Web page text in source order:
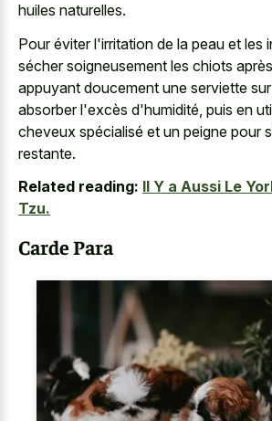
huiles naturelles.
Pour éviter l'irritation de la peau et les
sécher soigneusement les chiots
appuyant doucement une serviette
absorber l'excès d'humidité, puis en
cheveux spécialisé et un peigne pour
restante.
Related reading: Il Y a Aussi Le
Tzu.
Carde Para